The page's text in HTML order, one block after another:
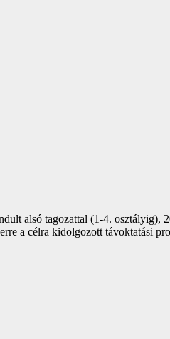
alsó tagozattal (1-4. osztályig),
a célra kidolgozott távoktatási